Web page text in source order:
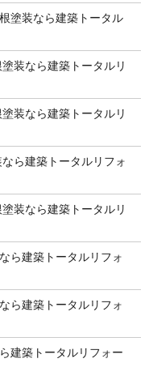
塗装なら建築トータル
装なら建築トータルリ
装なら建築トータルリ
ら建築トータルリフォ
装なら建築トータルリ
ら建築トータルリフォ
ら建築トータルリフォ
建築トータルリフォー